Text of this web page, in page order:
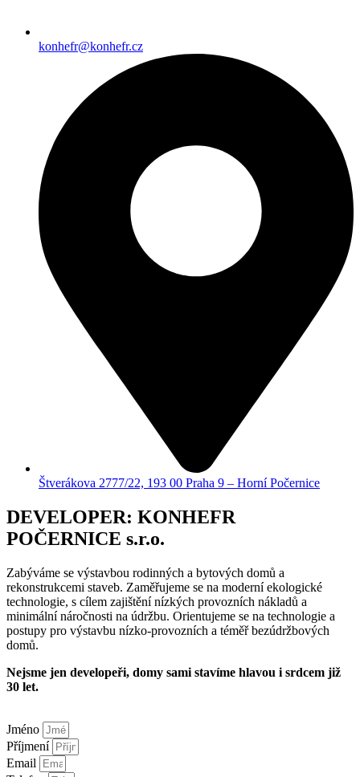
konhefr@konhefr.cz
Štverákova 2777/22, 193 00 Praha 9 – Horní Počernice
DEVELOPER: KONHEFR
POČERNICE s.r.o.
Zabýváme se výstavbou rodinných a bytových domů a
rekonstrukcemi staveb. Zaměřujeme se na moderní ekologické
technologie, s cílem zajištění nízkých provozních nákladů a
minimální náročnosti na údržbu. Orientujeme se na technologie a
postupy pro výstavbu nízko-provozních a téměř bezúdržbových
domů.
Nejsme jen developeři, domy sami stavíme hlavou i srdcem již
30 let.
Jméno
Příjmení
Email